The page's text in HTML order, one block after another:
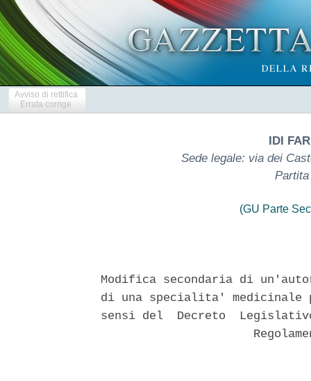
Avviso di rettifica
Errata corrige
IDI
Sede legale: via dei
Partita
(GU Parte
Modifica secondaria di
di una specialita' medicinale
sensi del  Decreto